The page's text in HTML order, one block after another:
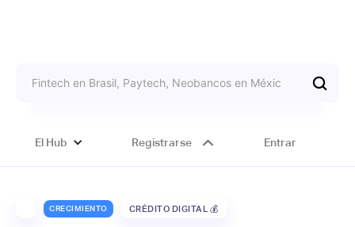
El Hub Registrarse Entrar
CRECIMIENTO CRÉDITO DIGITAL 💰